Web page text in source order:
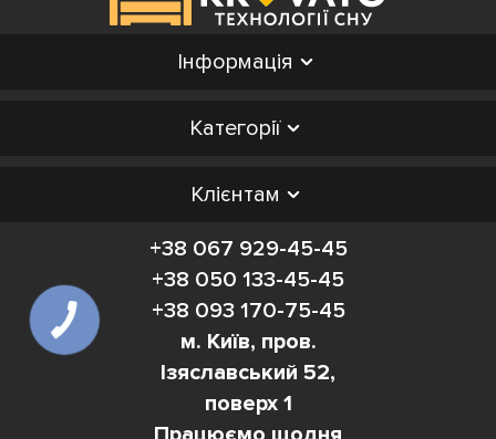
Інформація
Категорії
Клієнтам
+38 067 929-45-45
+38 050 133-45-45
+38 093 170-75-45
м. Київ, пров.
Ізяславський 52,
поверх 1